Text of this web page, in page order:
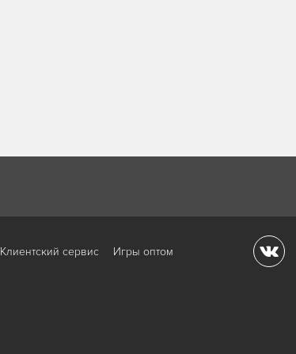
Клиентский сервис Игры оптом